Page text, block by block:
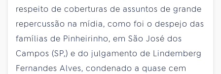
respeito de coberturas de assuntos de grande
repercussão na mídia, como foi o despejo das
famílias de Pinheirinho, em São José dos
Campos (SP,) e do julgamento de Lindemberg
Fernandes Alves, condenado a quase cem